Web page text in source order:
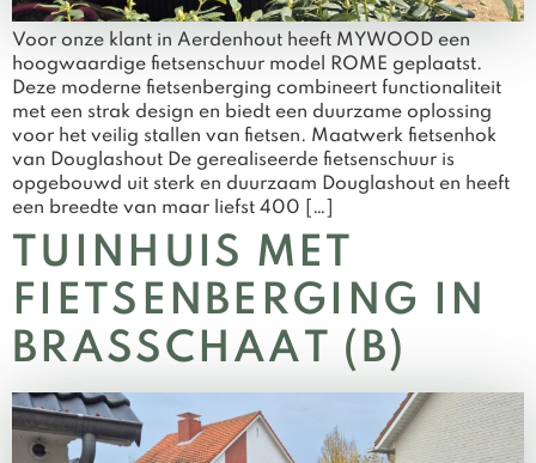
Voor onze klant in Aerdenhout heeft MYWOOD een
hoogwaardige fietsenschuur model ROME geplaatst.
Deze moderne fietsenberging combineert functionaliteit
met een strak design en biedt een duurzame oplossing
voor het veilig stallen van fietsen. Maatwerk fietsenhok
van Douglashout De gerealiseerde fietsenschuur is
opgebouwd uit sterk en duurzaam Douglashout en heeft
een breedte van maar liefst 400 […]
TUINHUIS MET
FIETSENBERGING IN
BRASSCHAAT (B)